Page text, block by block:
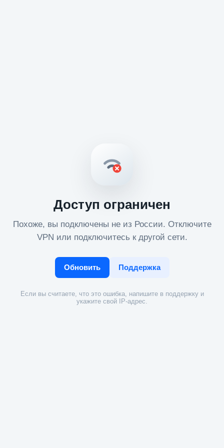
Доступ ограничен
Похоже, вы подключены не из России. Отключите
VPN или подключитесь к другой сети.
Обновить Поддержка
Если вы считаете, что это ошибка, напишите в поддержку и
укажите свой IP-адрес.